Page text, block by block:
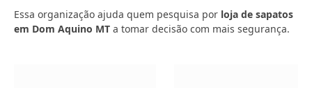
Essa organização ajuda quem pesquisa por loja de sapatos
em Dom Aquino MT a tomar decisão com mais segurança.